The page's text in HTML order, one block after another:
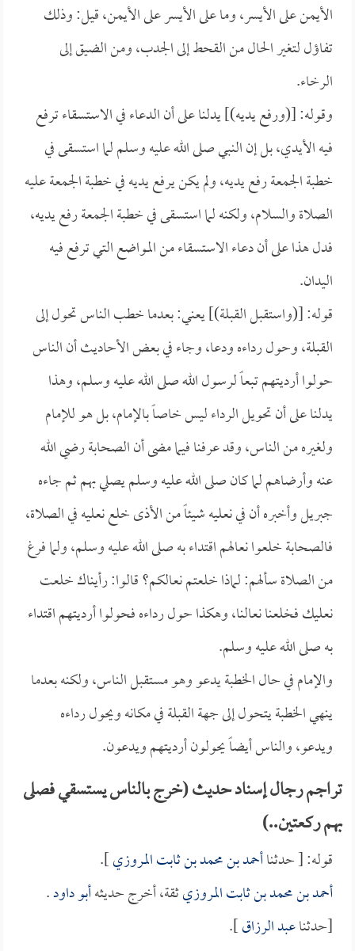
الأيمن على الأيسر، وما على الأيسر على الأيمن، قيل: وذلك
تفاؤل لتغير الحال من القحط إلى الجدب، ومن الضيق إلى
الرخاء.
وقوله: [(ورفع يديه)] يدلنا على أن الدعاء في الاستسقاء ترفع
فيه الأيدي، بل إن النبي صلى الله عليه وسلم لما استسقى في
خطبة الجمعة رفع يديه، ولم يكن يرفع يديه في خطبة الجمعة عليه
الصلاة والسلام، ولكنه لما استسقى في خطبة الجمعة رفع يديه،
فدل هذا على أن دعاء الاستسقاء من المواضع التي ترفع فيه
اليدان.
قوله: [(واستقبل القبلة)] يعني: بعدما خطب الناس تحول إلى
القبلة، وحول رداءه ودعا، وجاء في بعض الأحاديث أن الناس
حولوا أرديتهم تبعاً لرسول الله صلى الله عليه وسلم، وهذا
يدلنا على أن تحويل الرداء ليس خاصاً بالإمام، بل هو للإمام
ولغيره من الناس، وقد عرفنا فيما مضى أن الصحابة رضي الله
عنه وأرضاهم لما كان صلى الله عليه وسلم يصلي بهم ثم جاءه
جبريل وأخبره أن في نعليه شيئاً من الأذى خلع نعليه في الصلاة،
فالصحابة خلعوا نعالهم اقتداء به صلى الله عليه وسلم، ولما فرغ
من الصلاة سألهم: لماذا خلعتم نعالكم؟ قالوا: رأيناك خلعت
نعليك فخلعنا نعالنا، وهكذا حول رداءه فحولوا أرديتهم اقتداء
به صلى الله عليه وسلم.
والإمام في حال الخطبة يدعو وهو مستقبل الناس، ولكنه بعدما
ينهي الخطبة يتحول إلى جهة القبلة في مكانه ويحول رداءه
ويدعو، والناس أيضاً يحولون أرديتهم ويدعون.
تراجم رجال إسناد حديث (خرج بالناس يستسقي فصلى
بهم ركعتين..)
قوله: [ حدثناأحمد بن محمد بن ثابت المروزي].
أحمد بن محمد بن ثابت المروزيثقة، أخرج حديثهأبو داود.
[حدثناعبد الرزاق].